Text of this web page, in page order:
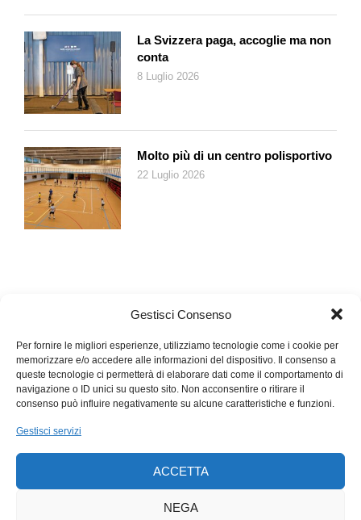
Gestisci Consenso
Per fornire le migliori esperienze, utilizziamo tecnologie come i cookie per
memorizzare e/o accedere alle informazioni del dispositivo. Il consenso a
queste tecnologie ci permetterà di elaborare dati come il comportamento di
navigazione o ID unici su questo sito. Non acconsentire o ritirare il
consenso può influire negativamente su alcune caratteristiche e funzioni.
Gestisci servizi
ACCETTA
NEGA
La Svizzera paga, accoglie ma non
conta
8 Luglio 2026
Molto più di un centro polisportivo
22 Luglio 2026